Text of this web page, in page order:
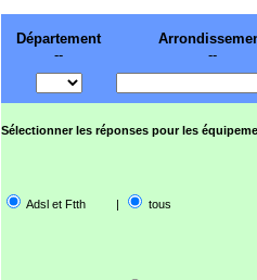
Département
--
--
Sélectionner les réponses pour les
Adsl et Ftth | tous